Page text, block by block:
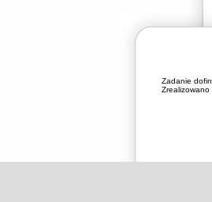
Zadanie
Zrealizowano